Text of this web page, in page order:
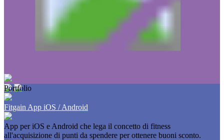
Portfolio
Fitgain App iOS / Android
App per iOS e Android che lega il concetto di fitness
all'acquisizione di punti da spendere per ottenere buoni sconto.